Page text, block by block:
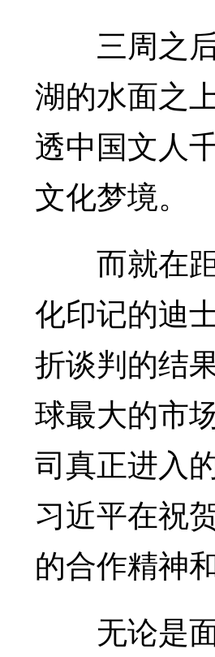
三周之后
湖的水面之
透中国文人
文化梦境。
而就在距
化印记的迪
折谈判的结
球最大的市
司真正进入
习近平在祝
的合作精神
无论是面